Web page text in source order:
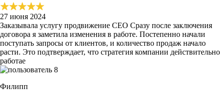
27 июня 2024
Заказывала услугу продвижение СЕО Сразу после заключения
договора я заметила изменения в работе. Постепенно начали
поступать запросы от клиентов, и количество продаж начало
расти. Это подтверждает, что стратегия компании действительно
работае
Филипп